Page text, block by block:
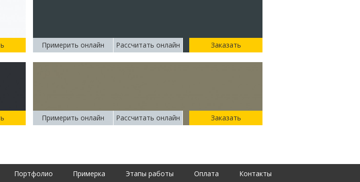
Примерить онлайн Рассчитать онлайн Заказать
Примерить онлайн Рассчитать онлайн Заказать
Портфолио Примерка Этапы работы Оплата Контакты